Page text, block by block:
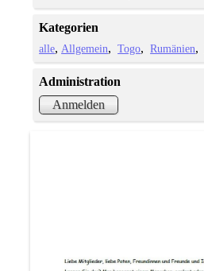
Kategorien
alle Allgemein Togo Rumänien
Administration
Anmelden